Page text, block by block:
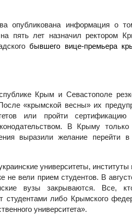
опубликована информация о
пять лет назначил ректором
бывшего вице-премьера
Крым и Севастополе
«крымской весны» их
или пройти
В Крыму
выразили желание перейти в
университеты,
не вели прием студентов. В
вузы закрываются. Все,
студентами либо Крымского
университета».